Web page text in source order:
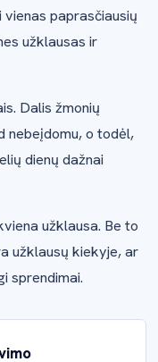
paprasčiausių
užklausas ir
Dalis žmonių
nebeįdomu, o todėl,
dienų dažnai
užklausa. Be to
užklausų kiekyje, ar
sprendimai.